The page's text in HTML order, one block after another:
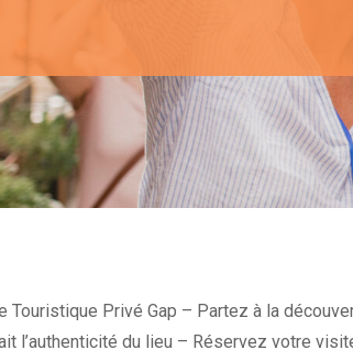
Touristique Privé Gap – Partez à la
l’authenticité du lieu – Réservez votre